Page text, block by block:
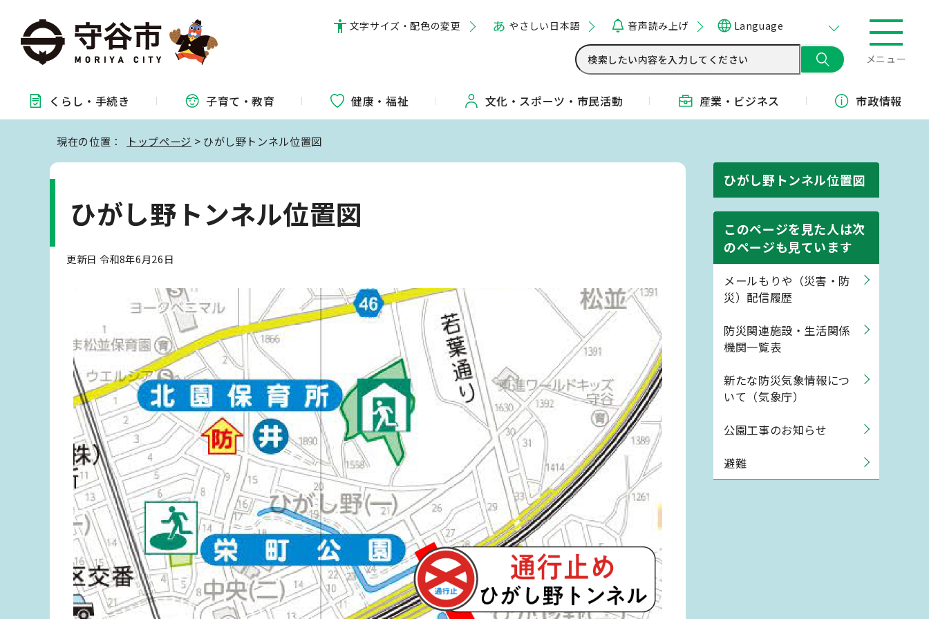
文字サイズ・配色の変更 やさしい日本語 音声読み上げ Language
メニュー
くらし・ 手続き 子育て・教育 健康・福祉 文化・ スポーツ・ 市民活動 産業・ ビジネス 市政情報
現在の位置： トップページ > ひがし野トンネル位置図
ひがし野トンネル位置図
更新日 令和8年6月26日
ひがし野トンネル位置図
このページを見た人は次
のページも見ています
メールもりや（災害・防
災）配信履歴
防災関連施設・生活関係
機関一覧表
新たな防災気象情報につ
いて（気象庁）
公園工事のお知らせ
避難